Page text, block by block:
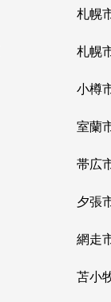
札幌
札幌
小樽
室蘭
帯広
夕張
網走
苫小